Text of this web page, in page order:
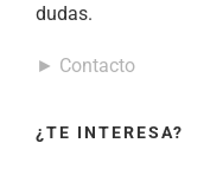
dudas.
► Contacto
¿TE INTERESA?